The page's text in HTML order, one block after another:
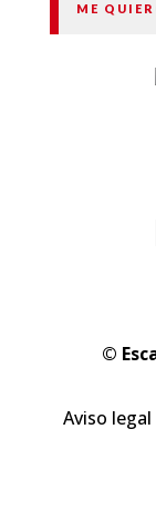
ME
©
Aviso legal